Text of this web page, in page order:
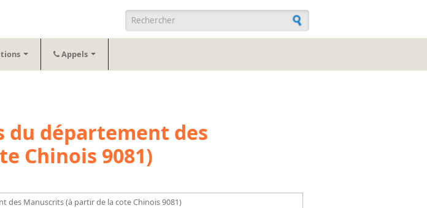
Formulaire de recherche
Appels
du département des
Chinois 9081)
des Manuscrits (à partir de la cote Chinois 9081)